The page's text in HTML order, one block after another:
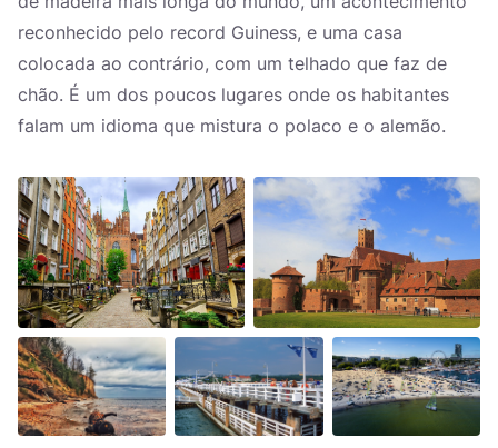
reconhecido pelo record Guiness, e uma casa
colocada ao contrário, com um telhado que faz de
chão. É um dos poucos lugares onde os habitantes
falam um idioma que mistura o polaco e o alemão.